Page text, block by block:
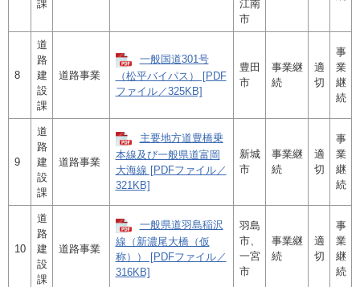
課
江南
市
8
道
路
建
設
課
道路事業
一般国道301号
（松平バイパス） [PDF
ファイル／325KB]
豊田
市
事業継
続
適
切
事
業
継
続
9
道
路
建
設
課
道路事業
主要地方道豊橋乗
本線及び一般県道富岡
大海線 [PDFファイル／
321KB]
新城
市
事業継
続
適
切
事
業
継
続
10
道
路
建
設
課
道路事業
一般県道羽島稲沢
線（新濃尾大橋（仮
称）） [PDFファイル／
316KB]
羽島
市、
一宮
市
事業継
続
適
切
事
業
継
続